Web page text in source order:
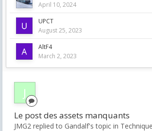
April 10, 2024
UPCT
August 25, 2023
AltF4
March 2, 2023
Le post des assets manquants
JMG2 replied to Gandalf's topic in